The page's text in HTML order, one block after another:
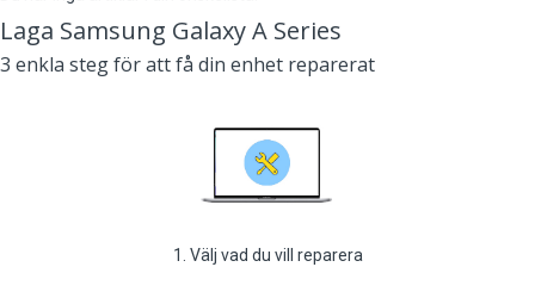
Laga Samsung Galaxy A Series
3 enkla steg för att få din enhet reparerat
1. Välj vad du vill reparera